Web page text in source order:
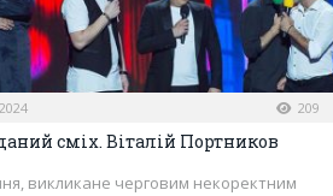
209
сміх. Віталій Портников
викликане черговим некоректним